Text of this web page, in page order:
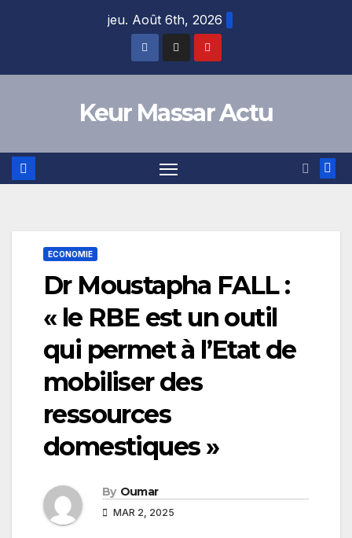
jeu. Août 6th, 2026
Keur Massar Actu
ECONOMIE
Dr Moustapha FALL :
« le RBE est un outil
qui permet à l’Etat de
mobiliser des
ressources
domestiques »
By Oumar
MAR 2, 2025